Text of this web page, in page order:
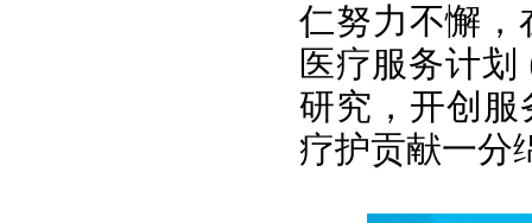
仁努力不懈，
医疗服务计
研究，开创
疗护贡献一分